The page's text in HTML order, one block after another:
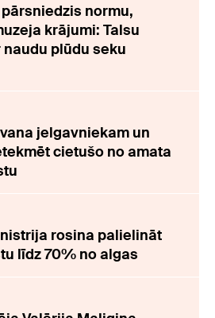
normu,
krājumi: Talsu
plūdu seku
jelgavniekam un
cietušo no amata
rosina palielināt
līdz 70% no algas